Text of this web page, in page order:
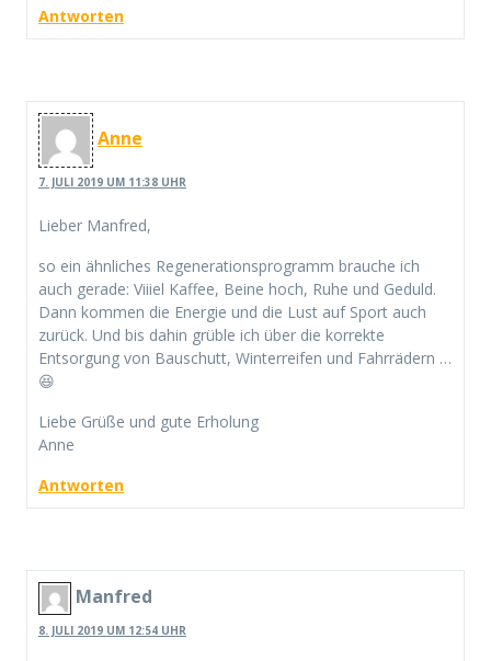
Antworten
Anne
7. JULI 2019 UM 11:38 UHR
Lieber Manfred,
so ein ähnliches Regenerationsprogramm brauche ich
auch gerade: Viiiel Kaffee, Beine hoch, Ruhe und Geduld.
Dann kommen die Energie und die Lust auf Sport auch
zurück. Und bis dahin grüble ich über die korrekte
Entsorgung von Bauschutt, Winterreifen und Fahrrädern …
😆
Liebe Grüße und gute Erholung
Anne
Antworten
Manfred
8. JULI 2019 UM 12:54 UHR